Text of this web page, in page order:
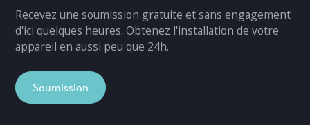
Recevez une soumission gratuite et sans engagement
d'ici quelques heures. Obtenez l'installation de votre
appareil en aussi peu que 24h.
Soumission